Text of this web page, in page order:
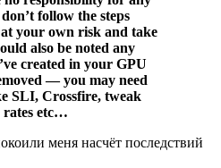
follow the steps
your own risk and take
also be noted any
created in your GPU
— you may need
SLI, Crossfire, tweak
rates etc…
меня насчёт последствий